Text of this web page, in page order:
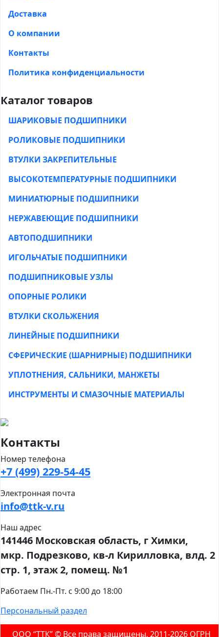
Доставка
О компании
Контакты
Политика конфиденциальности
Каталог товаров
ШАРИКОВЫЕ ПОДШИПНИКИ
РОЛИКОВЫЕ ПОДШИПНИКИ
ВТУЛКИ ЗАКРЕПИТЕЛЬНЫЕ
ВЫСОКОТЕМПЕРАТУРНЫЕ ПОДШИПНИКИ
МИНИАТЮРНЫЕ ПОДШИПНИКИ
НЕРЖАВЕЮЩИЕ ПОДШИПНИКИ
АВТОПОДШИПНИКИ
ИГОЛЬЧАТЫЕ ПОДШИПНИКИ
ПОДШИПНИКОВЫЕ УЗЛЫ
ОПОРНЫЕ РОЛИКИ
ВТУЛКИ СКОЛЬЖЕНИЯ
ЛИНЕЙНЫЕ ПОДШИПНИКИ
СФЕРИЧЕСКИЕ (ШАРНИРНЫЕ) ПОДШИПНИКИ
УПЛОТНЕНИЯ, САЛЬНИКИ, МАНЖЕТЫ
ИНСТРУМЕНТЫ И СМАЗОЧНЫЕ МАТЕРИАЛЫ
Контакты
Номер телефона
+7 (499) 229-54-45
Электронная почта
info@ttk-v.ru
Наш адрес
141446 Московская область, г Химки,
мкр. Подрезково, кв-л Кирилловка, влд. 2
стр. 1, этаж 2, помещ. №1
Работаем Пн.-Пт. с 9:00 до 18:00
Персональный раздел
ООО “ТТК” ©️ Все права защищены, 2011-2026 ОГРН